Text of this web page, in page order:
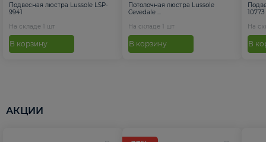
Подвесная люстра Lussole LSP-
9941
На складе 1 шт
В корзину
Потолочная люстра Lussole
Cevedale ...
На складе 1 шт
В корзину
10773
На
В
АКЦИИ